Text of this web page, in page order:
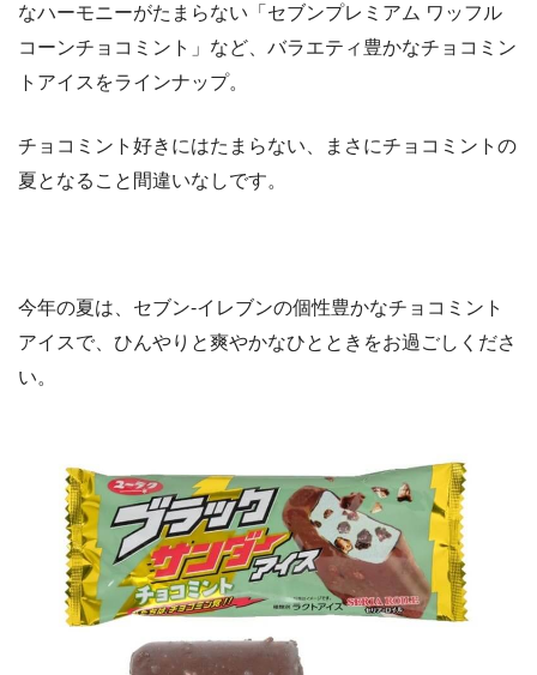
なハーモニーがたまらない「セブンプレミアム ワッフル
コーンチョコミント」など、バラエティ豊かなチョコミン
トアイスをラインナップ。
チョコミント好きにはたまらない、まさにチョコミントの
夏となること間違いなしです。
今年の夏は、セブン‐イレブンの個性豊かなチョコミント
アイスで、ひんやりと爽やかなひとときをお過ごしくださ
い。